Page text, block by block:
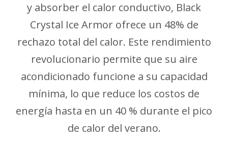
y absorber el calor conductivo, Black
Crystal Ice Armor ofrece un 48% de
rechazo total del calor. Este rendimiento
revolucionario permite que su aire
acondicionado funcione a su capacidad
mínima, lo que reduce los costos de
energía hasta en un 40 % durante el pico
de calor del verano.